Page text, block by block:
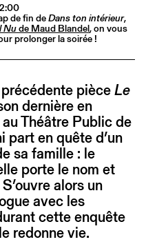
de fin deDans ton intérieur,
Nude Maud Blandel, on vous
prolonger la soirée !
pièceLe
dernière en
Théâtre Public de
part en quête d’un
sa famille : le
porte le nom et
alors un
avec les
cette enquête
redonne vie.